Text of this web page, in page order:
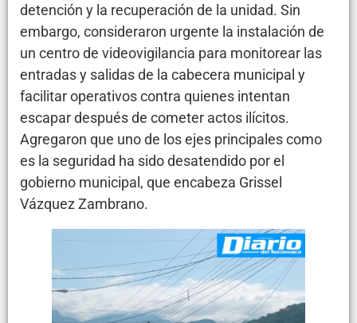
detención y la recuperación de la unidad. Sin
embargo, consideraron urgente la instalación de
un centro de videovigilancia para monitorear las
entradas y salidas de la cabecera municipal y
facilitar operativos contra quienes intentan
escapar después de cometer actos ilícitos.
Agregaron que uno de los ejes principales como
es la seguridad ha sido desatendido por el
gobierno municipal, que encabeza Grissel
Vázquez Zambrano.